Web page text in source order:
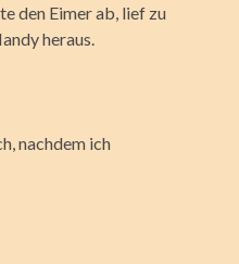
den Eimer ab, lief zu
heraus.
nachdem ich